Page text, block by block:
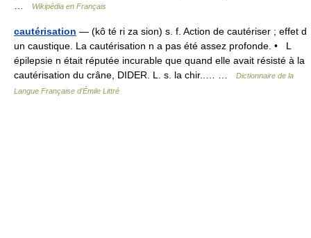
Wikipédia en Français
cautérisation — (kô té ri za sion) s. f. Action de cautériser ; effet d
un caustique. La cautérisation n a pas été assez profonde. • L
épilepsie n était réputée incurable que quand elle avait résisté à la
cautérisation du crâne, DIDER. L. s. la chir..… …
Dictionnaire de la
Langue Française d'Émile Littré